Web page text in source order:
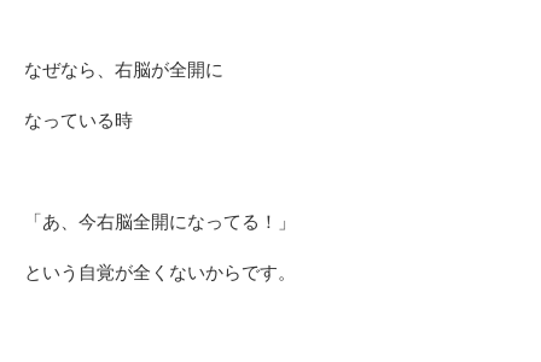
なぜなら、右脳が全開に
なっている時
「あ、今右脳全開になってる！」
という自覚が全くないからです。